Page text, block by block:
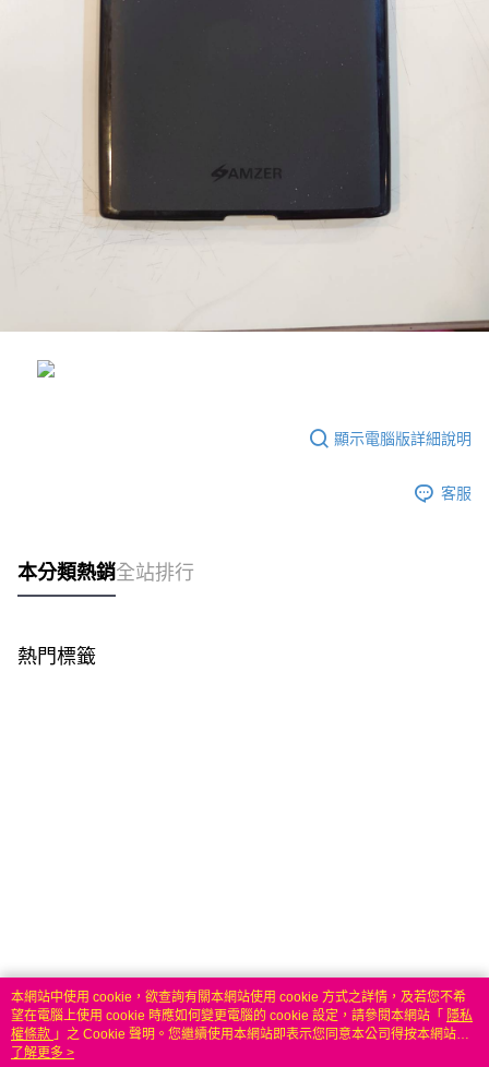
顯示電腦版詳細說明
客服
本分類熱銷全站排行
熱門標籤
本網站中使用 cookie，欲查詢有關本網站使用 cookie 方式之詳情，及若您不希
望在電腦上使用 cookie 時應如何變更電腦的 cookie 設定，請參閱本網站「 隱私
權條款 」之 Cookie 聲明。您繼續使用本網站即表示您同意本公司得按本網站使
用條款之 Cookie 聲明使用 cookie。
了解更多 >